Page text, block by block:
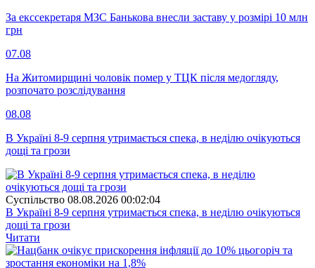
За екссекретаря МЗС Банькова внесли заставу у розмірі 10 млн
грн
07.08
На Житомирщині чоловік помер у ТЦК після медогляду,
розпочато розслідування
08.08
В Україні 8-9 серпня утримається спека, в неділю очікуються
дощі та грози
Суспiльство 08.08.2026 00:02:04
В Україні 8-9 серпня утримається спека, в неділю очікуються
дощі та грози
Читати